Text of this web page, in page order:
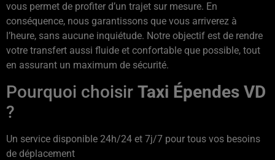
vous permet de profiter d’un trajet sur mesure. En
conséquence, nous garantissons que vous arriverez à
l’heure, sans aucune inquiétude. Notre objectif est de rendre
votre transfert aussi fluide et confortable que possible, tout
en assurant un maximum de sécurité.
Pourquoi choisir Taxi Épendes VD
?
Un service disponible 24h/24 et 7j/7 pour tous vos besoins
de déplacement